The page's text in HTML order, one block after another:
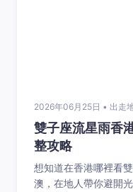
2026年06月25日 • 出走
雙子座流星雨香
整攻略
想知道在香港哪裡看
澳，在地人帶你避開